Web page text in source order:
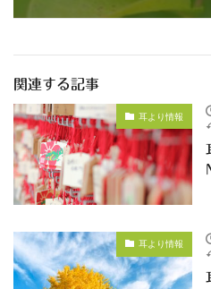
関連する記事
耳より情報
耳より情報